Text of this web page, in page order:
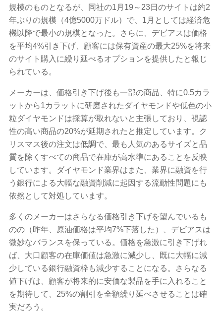
規模のものとなるが、同社の1月19～23日のサイトは約2
年ぶりの規模（4億5000万ドル）で、1月としては経済危
機以降で最小の規模となった。さらに、デビアスは価格
を平均4%引き下げ、顧客には保有資産の最大25%を将来
のサイト購入に繰り延べるオプションを提供したと報じ
られている。
メーカーは、価格引き下げ後も一部の商品、特に0.5カラ
ットから1カラットに研磨されたダイヤモンドや低色の小
粒ダイヤモンドは採算が取れないと主張しており、視認
性の高い商品の20%が延期されたと推定しています。ク
リスマス後の注文は低調で、最も人気のあるサイズと品
質を除くすべての商品で在庫が高水準にあることを反映
しています。ダイヤモンド業界はまた、業界に融資を行
う銀行による大幅な融資削減に起因する流動性問題にも
依然として対処しています。
多くのメーカーはさらなる価格引き下げを望んでいるも
のの（昨年、原油価格は平均7%下落した）、デビアスは
微妙なバランスを保っている。価格を急激に引き下げれ
ば、大口顧客の在庫価値は急激に減少し、既に大幅に減
少している銀行融資枠も減少することになる。さらなる
値下げは、顧客が将来的に安価な製品を手に入れること
を期待して、25%の割引を全額繰り延べさせることは確
実だろう。